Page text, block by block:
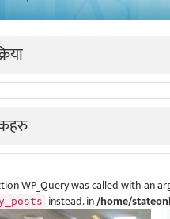
WP_Query was called with an
instead. in/home/